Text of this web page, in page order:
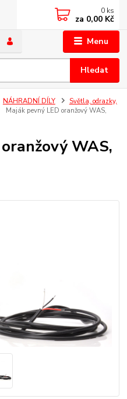
Menu
Hledat
0 ks
za 0,00 Kč
NÁHRADNÍ DÍLY
Světla, odrazky,
Maják pevný LED oranžový WAS,
WAS,